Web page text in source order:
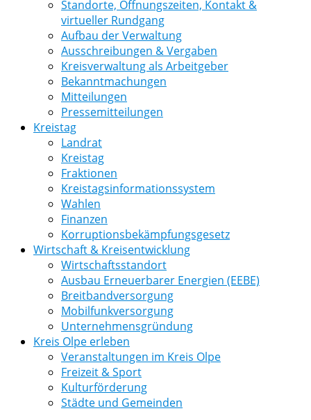
Standorte, Öffnungszeiten, Kontakt &
virtueller Rundgang
Aufbau der Verwaltung
Ausschreibungen & Vergaben
Kreisverwaltung als Arbeitgeber
Bekanntmachungen
Mitteilungen
Pressemitteilungen
Kreistag
Landrat
Kreistag
Fraktionen
Kreistagsinformationssystem
Wahlen
Finanzen
Korruptionsbekämpfungsgesetz
Wirtschaft & Kreisentwicklung
Wirtschaftsstandort
Ausbau Erneuerbarer Energien (EEBE)
Breitbandversorgung
Mobilfunkversorgung
Unternehmensgründung
Kreis Olpe erleben
Veranstaltungen im Kreis Olpe
Freizeit & Sport
Kulturförderung
Städte und Gemeinden